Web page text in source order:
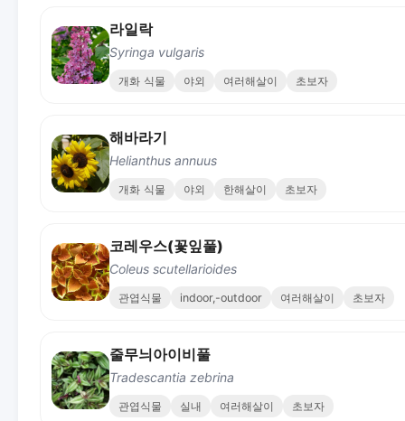
라일락
Syringa vulgaris
개화 식물 야외 여러해살이 초보자
해바라기
Helianthus annuus
개화 식물 야외 한해살이 초보자
코레우스(꽃잎풀)
Coleus scutellarioides
관엽식물 indoor,-outdoor 여러해살이 초보자
줄무늬아이비풀
Tradescantia zebrina
관엽식물 실내 여러해살이 초보자